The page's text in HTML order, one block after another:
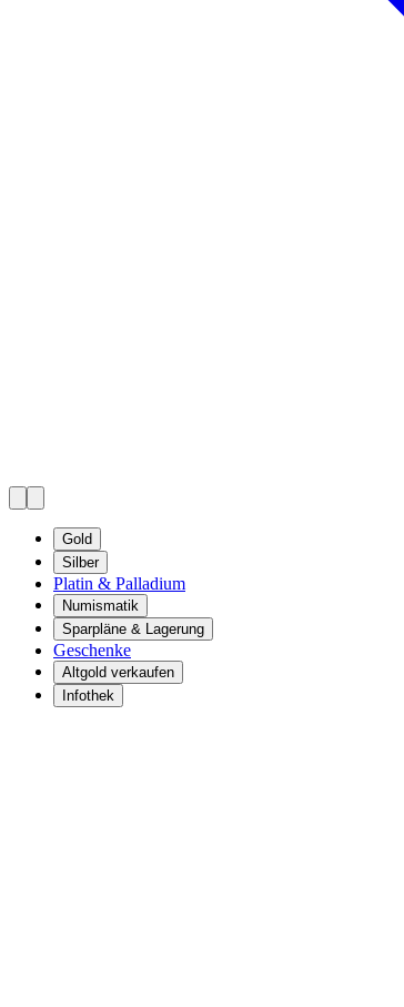
Gold
Silber
Platin & Palladium
Numismatik
Sparpläne & Lagerung
Geschenke
Altgold verkaufen
Infothek